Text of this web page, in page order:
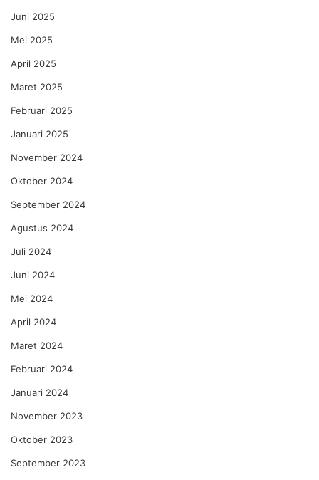
Juni 2025
Mei 2025
April 2025
Maret 2025
Februari 2025
Januari 2025
November 2024
Oktober 2024
September 2024
Agustus 2024
Juli 2024
Juni 2024
Mei 2024
April 2024
Maret 2024
Februari 2024
Januari 2024
November 2023
Oktober 2023
September 2023